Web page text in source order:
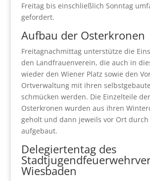
Freitag bis einschließlich Sonntag
gefordert.
Aufbau der Osterkronen
Freitagnachmittag unterstütze die
den Landfrauenverein, die auch in
wieder den Wiener Platz sowie den
Ortverwaltung mit ihren
schmücken werden. Die Einzelteile
Osterkronen wurden aus ihren
geholt und dann jeweils vor Ort
aufgebaut.
Delegiertentag des
Wiesbaden